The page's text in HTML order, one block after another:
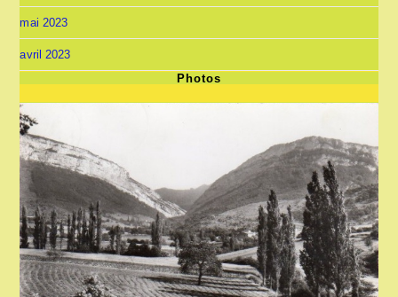
mai 2023
avril 2023
Photos